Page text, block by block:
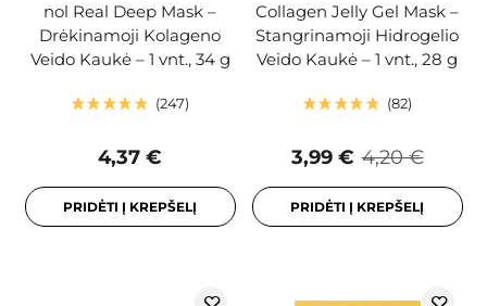
nol Real Deep Mask –
Drėkinamoji Kolageno
Veido Kaukė – 1 vnt., 34 g
247
4,37 €
PRIDĖTI Į KREPŠELĮ
Collagen Jelly Gel Mask –
Stangrinamoji Hidrogelio
Veido Kaukė – 1 vnt., 28 g
82
4,20 €
3,99 €
PRIDĖTI Į KREPŠELĮ